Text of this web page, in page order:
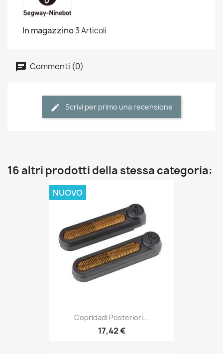
In magazzino3 Articoli
Commenti (0)
Scrivi per primo una recensione
16 altri prodotti della stessa categoria:
Copridadi Posteriori...
17,42 €
NUOVO